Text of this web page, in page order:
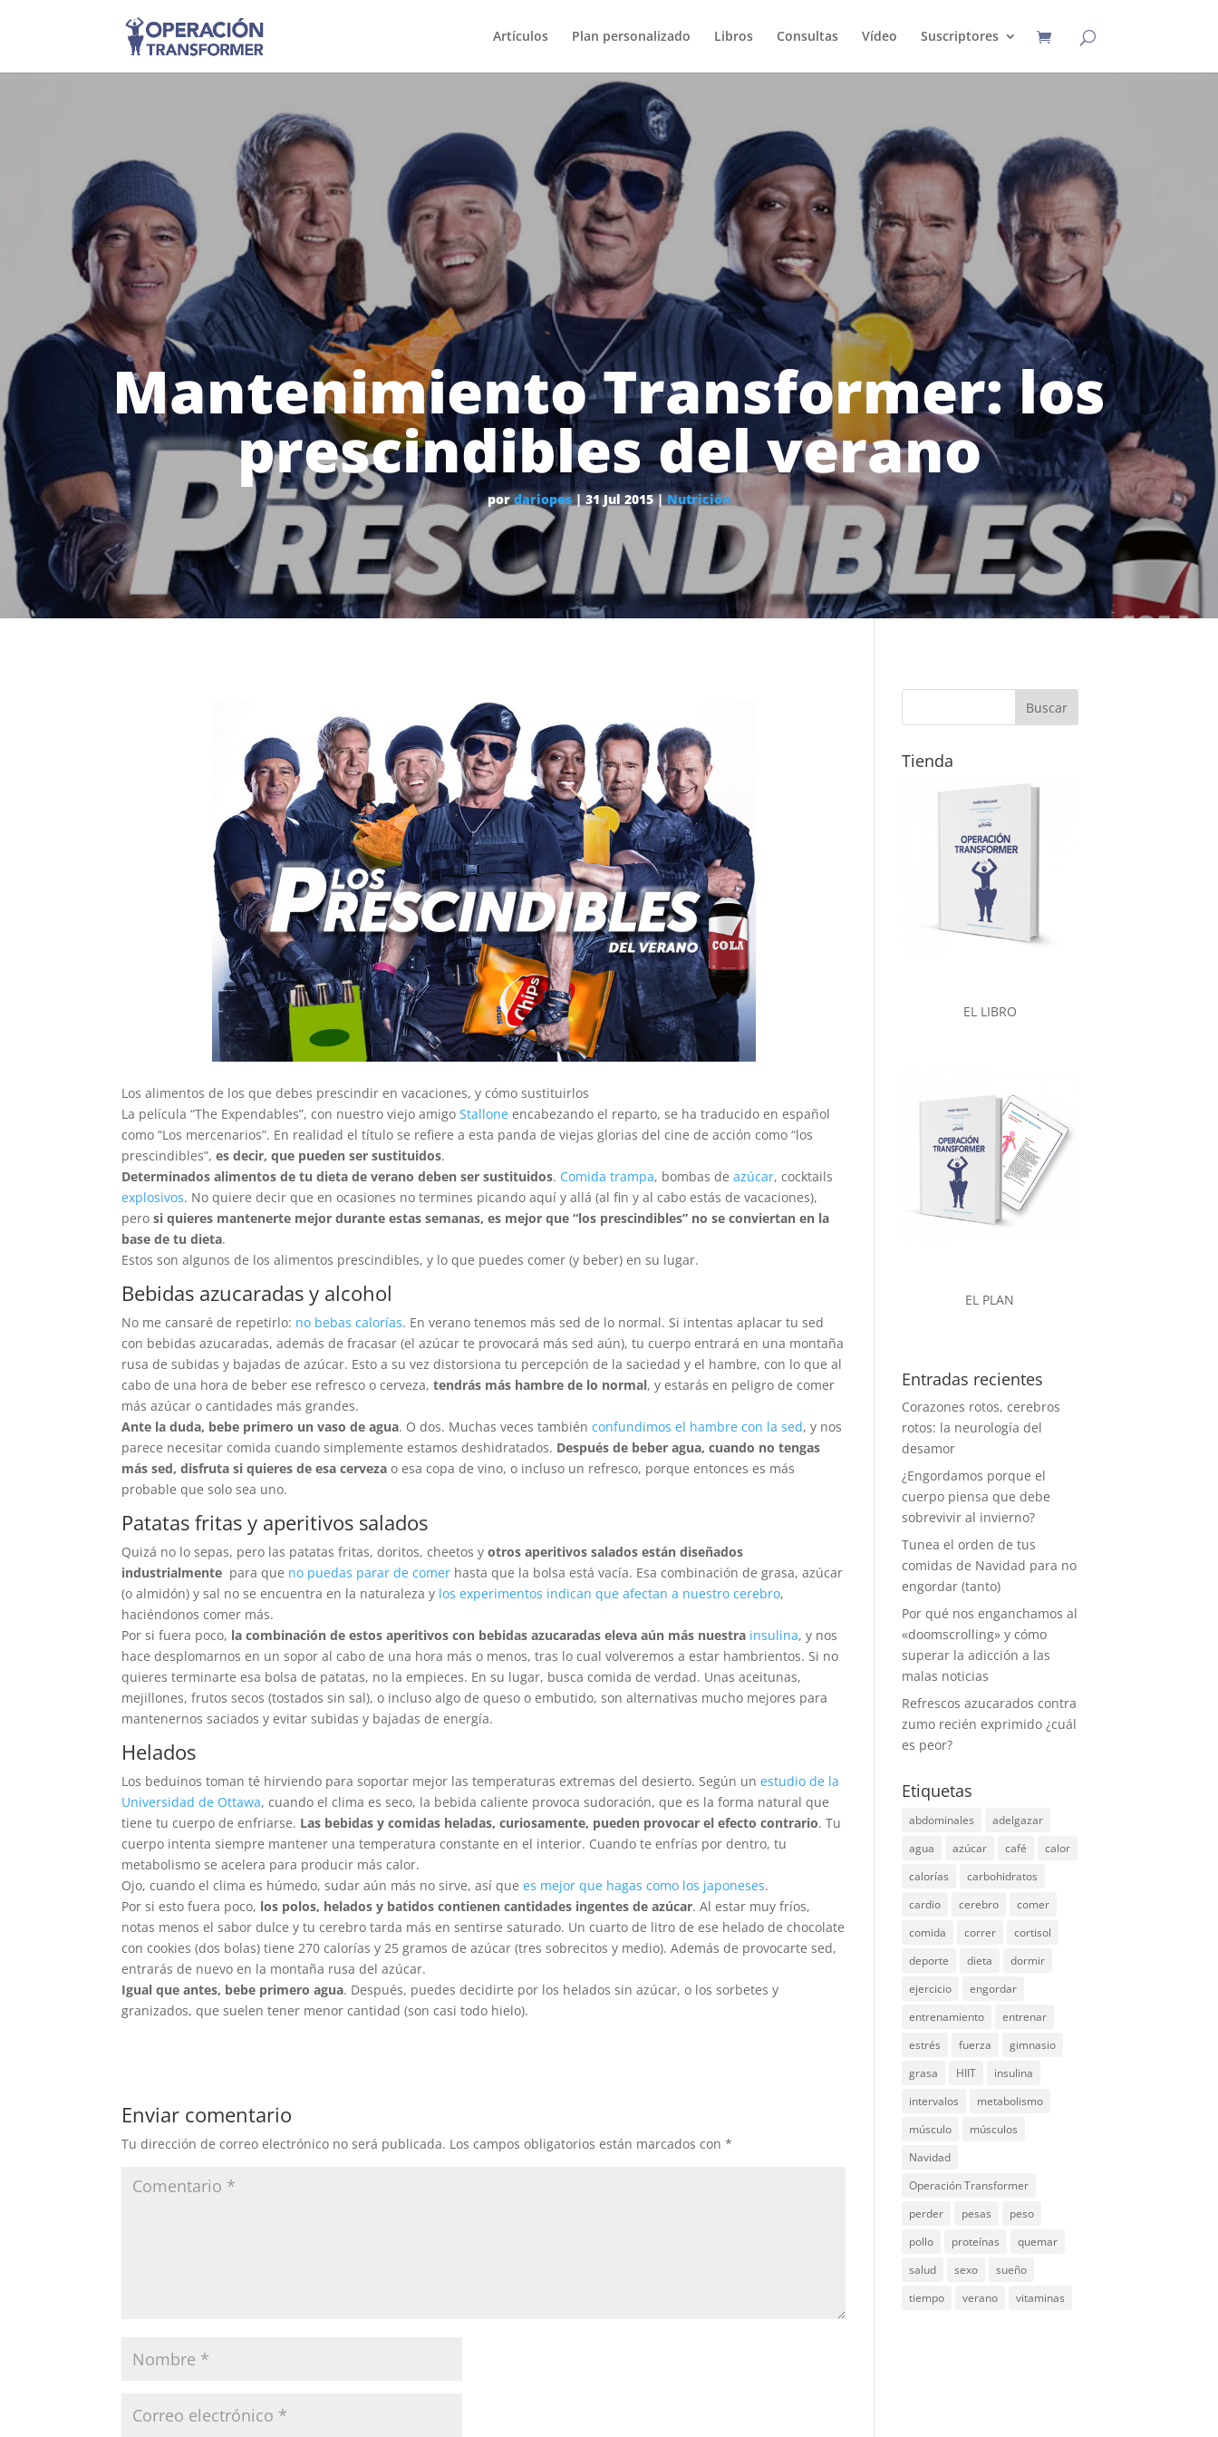
Artículos Plan personalizado Libros Consultas Vídeo Suscriptores
Mantenimiento Transformer: los
prescindibles del verano
pordariopes|31 Jul 2015|Nutrición
Los alimentos de los que debes prescindir en vacaciones, y cómo sustituirlos
La película “The Expendables”, con nuestro viejo amigoStallone encabezando el reparto, se ha traducido en español
como “Los mercenarios”. En realidad el título se refiere a esta panda de viejas glorias del cine de acción como “los
prescindibles”,es decir, que pueden ser sustituidos.
Determinados alimentos de tu dieta de verano deben ser sustituidos. Comida trampa, bombas deazúcar, cocktails
explosivos. No quiere decir que en ocasiones no termines picando aquí y allá (al fin y al cabo estás de vacaciones),
perosi quieres mantenerte mejor durante estas semanas, es mejor que “los prescindibles” no se conviertan en la
base de tu dieta.
Estos son algunos de los alimentos prescindibles, y lo que puedes comer (y beber) en su lugar.
Bebidas azucaradas y alcohol
No me cansaré de repetirlo: no bebas calorías. En verano tenemos más sed de lo normal. Si intentas aplacar tu sed
con bebidas azucaradas, además de fracasar (el azúcar te provocará más sed aún), tu cuerpo entrará en una montaña
rusa de subidas y bajadas de azúcar. Esto a su vez distorsiona tu percepción de la saciedad y el hambre, con lo que al
cabo de una hora de beber ese refresco o cerveza,tendrás más hambre de lo normal, y estarás en peligro de comer
más azúcar o cantidades más grandes.
Ante la duda, bebe primero un vaso de agua. O dos. Muchas veces tambiénconfundimos el hambre con la sed, y nos
parece necesitar comida cuando simplemente estamos deshidratados. Después de beber agua, cuando no tengas
más sed, disfruta si quieres de esa cerveza o esa copa de vino, o incluso un refresco, porque entonces es más
probable que solo sea uno.
Patatas fritas y aperitivos salados
Quizá no lo sepas, pero las patatas fritas, doritos, cheetos yotros aperitivos salados están diseñados
industrialmente para que no puedas parar de comer hasta que la bolsa está vacía. Esa combinación de grasa, azúcar
(o almidón) y sal no se encuentra en la naturaleza y los experimentos indican que afectan a nuestro cerebro,
haciéndonos comer más.
Por si fuera poco, la combinación de estos aperitivos con bebidas azucaradas eleva aún más nuestra insulina, y nos
hace desplomarnos en un sopor al cabo de una hora más o menos, tras lo cual volveremos a estar hambrientos. Si no
quieres terminarte esa bolsa de patatas, no la empieces. En su lugar, busca comida de verdad. Unas aceitunas,
mejillones, frutos secos (tostados sin sal), o incluso algo de queso o embutido, son alternativas mucho mejores para
mantenernos saciados y evitar subidas y bajadas de energía.
Helados
Los beduinos toman té hirviendo para soportar mejor las temperaturas extremas del desierto. Según unestudio de la
Universidad de Ottawa, cuando el clima es seco, la bebida caliente provoca sudoración, que es la forma natural que
tiene tu cuerpo de enfriarse. Las bebidas y comidas heladas, curiosamente, pueden provocar el efecto contrario. Tu
cuerpo intenta siempre mantener una temperatura constante en el interior. Cuando te enfrías por dentro, tu
metabolismo se acelera para producir más calor.
Ojo, cuando el clima es húmedo, sudar aún más no sirve, así quees mejor que hagas como los japoneses.
Por si esto fuera poco, los polos, helados y batidos contienen cantidades ingentes de azúcar. Al estar muy fríos,
notas menos el sabor dulce y tu cerebro tarda más en sentirse saturado. Un cuarto de litro de ese helado de chocolate
con cookies (dos bolas) tiene 270 calorías y 25 gramos de azúcar (tres sobrecitos y medio). Además de provocarte sed,
entrarás de nuevo en la montaña rusa del azúcar.
Igual que antes, bebe primero agua. Después, puedes decidirte por los helados sin azúcar, o los sorbetes y
granizados, que suelen tener menor cantidad (son casi todo hielo).
Enviar comentario
Tu dirección de correo electrónico no será publicada. Los campos obligatorios están marcados con*
Tienda
EL LIBRO
EL PLAN
Entradas recientes
Corazones rotos, cerebros
rotos: la neurología del
desamor
¿Engordamos porque el
cuerpo piensa que debe
sobrevivir al invierno?
Tunea el orden de tus
comidas de Navidad para no
engordar (tanto)
Por qué nos enganchamos al
«doomscrolling» y cómo
superar la adicción a las
malas noticias
Refrescos azucarados contra
zumo recién exprimido ¿cuál
es peor?
Etiquetas
abdominales
adelgazar
agua
azúcar café
calor
calorías
carbohidratos
cardio
cerebro
comer
comida
correr
cortisol
deporte
dieta
dormir
ejercicio
engordar
entrenamiento
entrenar
estrés
fuerza
gimnasio
grasa
HIIT
insulina
intervalos
metabolismo
músculo
músculos
Navidad
Operación Transformer
perder
pesas
peso
pollo
proteínas
quemar
salud
sexo
sueño
tiempo
verano vitaminas